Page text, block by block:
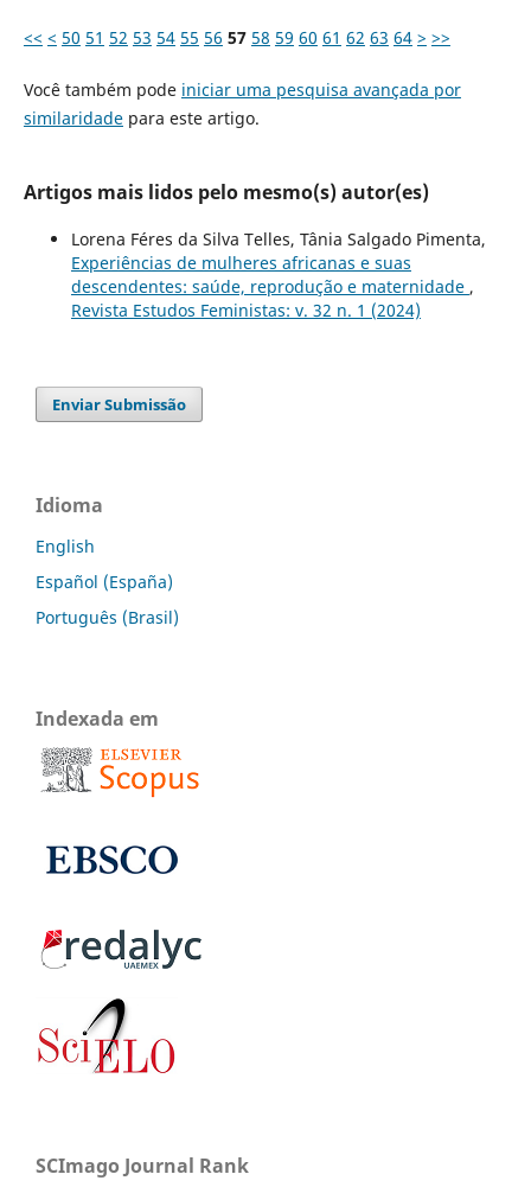
<< < 50 51 52 53 54 55 56 57 58 59 60 61 62 63 64 > >>
Você também pode iniciar uma pesquisa avançada por
similaridadepara este artigo.
Artigos mais lidos pelo mesmo(s) autor(es)
Lorena Féres da Silva Telles, Tânia Salgado Pimenta,
Experiências de mulheres africanas e suas
descendentes: saúde, reprodução e maternidade ,
Revista Estudos Feministas: v. 32 n. 1 (2024)
Enviar Submissão
Idioma
English
Español (España)
Português (Brasil)
Indexada em
SCImago Journal Rank